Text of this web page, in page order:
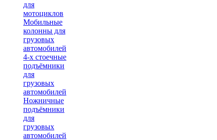
для
мотоциклов
Мобильные
колонны для
грузовых
автомобилей
4-х стоечные
подъёмники
для
грузовых
автомобилей
Ножничные
подъёмники
для
грузовых
автомобилей